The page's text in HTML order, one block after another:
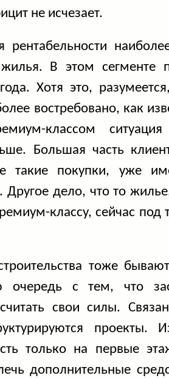
не исчезает.
рентабельности
жилья. В этом сегменте
Хотя это,
востребовано, как
классом
Большая часть
такие покупки, уже
Другое дело, что то
классу, сейчас под
тоже
очередь с тем, что
свои силы.
проекты.
только на первые
дополнительные